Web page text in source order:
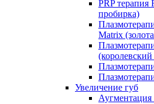
PRP терапия
пробирка)
Matrix
Увеличение губ
Аугментация